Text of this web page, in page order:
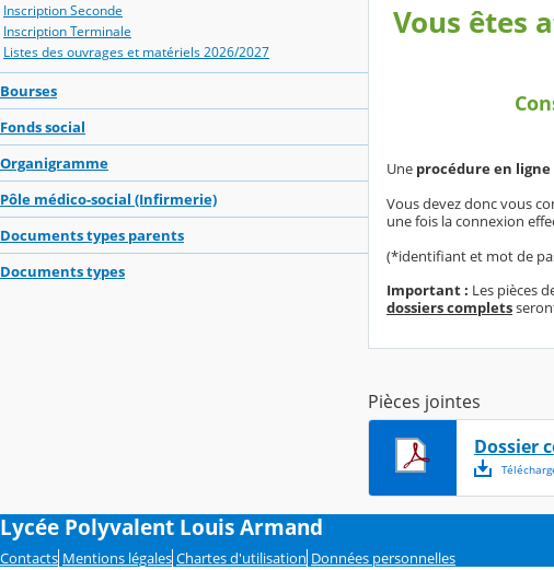
Inscription Seconde
Inscription Terminale
Listes des ouvrages et matériels 2026/2027
Bourses
Fonds social
Organigramme
Pôle médico-social (Infirmerie)
Documents types parents
Documents types
Vous êtes
Une procédure en
Vous devez donc vous
une fois la connexion
(*identifiant et mot de
Important : Les pièces
dossiers complets
Pièces jointes
Dossier
Lycée Polyvalent Louis Armand
Contacts Mentions légales Chartes d'utilisation Données personnelles